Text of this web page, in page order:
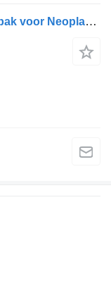
ZF 6S1010 1346012055 versnellingsbak voor Neoplan Centroliner, Euroliner (1998-) bus